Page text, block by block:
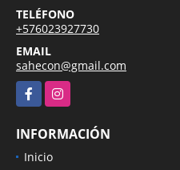
TELÉFONO
+576023927730
EMAIL
sahecon@gmail.com
FacebookInstagram
INFORMACIÓN
Inicio